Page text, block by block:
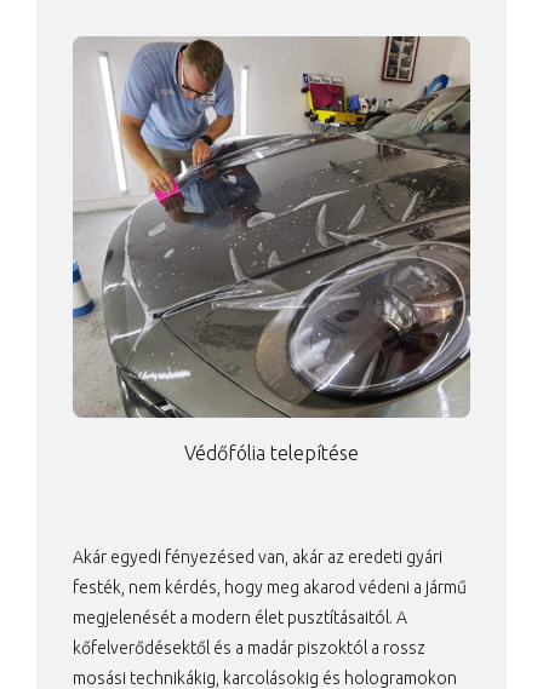
Védőfólia telepítése
Akár egyedi fényezésed van, akár az eredeti gyári
festék, nem kérdés, hogy meg akarod védeni a jármű
megjelenését a modern élet pusztításaitól. A
kőfelverődésektől és a madár piszoktól a rossz
mosási technikákig, karcolásokig és hologramokon